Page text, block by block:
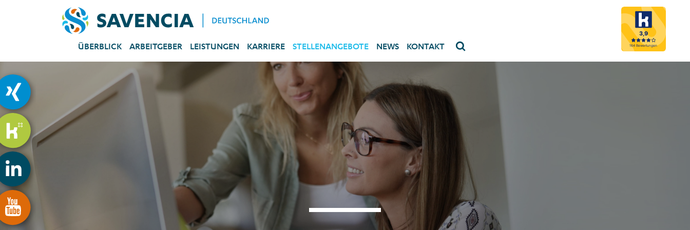
3,9
164 Bewertungen
ÜBERBLICK ARBEITGEBER LEISTUNGEN KARRIERE STELLENANGEBOTE NEWS KONTAKT